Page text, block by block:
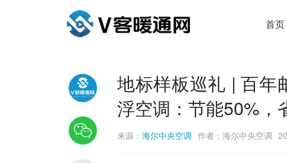
首页
地标样板巡礼 | 百年
浮空调：节能50%，
来源： 海尔中央空调 作者：海尔中央空调